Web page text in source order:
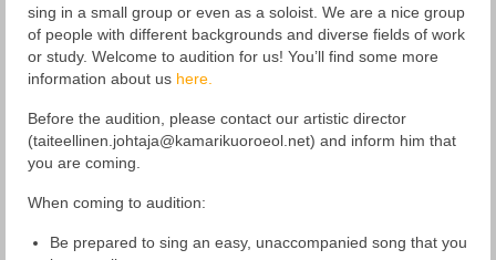
sing in a small group or even as a soloist. We are a nice group
of people with different backgrounds and diverse fields of work
or study. Welcome to audition for us! You’ll find some more
information about us here.
Before the audition, please contact our artistic director
(taiteellinen.johtaja@kamarikuoroeol.net) and inform him that
you are coming.
When coming to audition:
Be prepared to sing an easy, unaccompanied song that you